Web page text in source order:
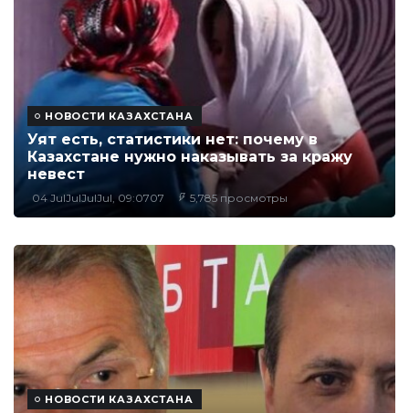
НОВОСТИ КАЗАХСТАНА
Уят есть, статистики нет: почему в
Казахстане нужно наказывать за кражу
невест
04 JulJulJulJul, 09:0707 5,785 просмотры
НОВОСТИ КАЗАХСТАНА